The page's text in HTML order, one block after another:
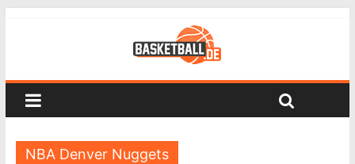
NBA Denver Nuggets